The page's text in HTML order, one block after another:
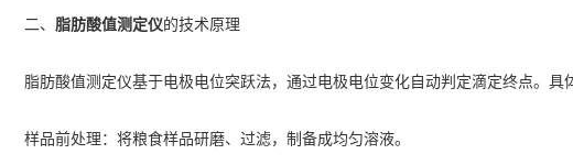
二、 脂肪酸值测定仪的技术原理
脂肪酸值测定仪基于电极电位突跃法，通过电极电位变化自动判定滴定终点。具
样品前处理：将粮食样品研磨、过滤，制备成均匀溶液。